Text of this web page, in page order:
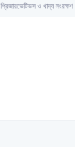
প্রিজারভেটিভস ও খাদ্য